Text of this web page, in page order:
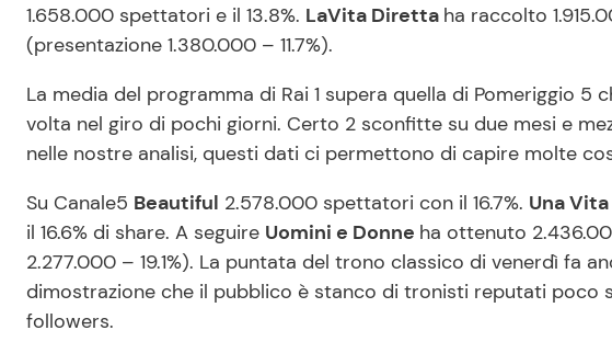
1.658.000 spettatori e il 13.8%. LaVita Diretta ha raccolto
(presentazione 1.380.000 – 11.7%).
La media del programma di Rai 1 supera quella di Pomeriggio 5
volta nel giro di pochi giorni. Certo 2 sconfitte su due mesi e
nelle nostre analisi, questi dati ci permettono di capire molte
Su Canale5 Beautiful 2.578.000 spettatori con il 16.7%. Una Vita
il 16.6% di share. A seguire Uomini e Donne ha ottenuto
2.277.000 – 19.1%). La puntata del trono classico di venerdì fa
dimostrazione che il pubblico è stanco di tronisti reputati poco
followers.